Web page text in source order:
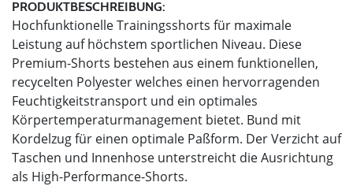
PRODUKTBESCHREIBUNG:
Hochfunktionelle Trainingsshorts für maximale
Leistung auf höchstem sportlichen Niveau. Diese
Premium-Shorts bestehen aus einem funktionellen,
recycelten Polyester welches einen hervorragenden
Feuchtigkeitstransport und ein optimales
Körpertemperaturmanagement bietet. Bund mit
Kordelzug für einen optimale Paßform. Der Verzicht auf
Taschen und Innenhose unterstreicht die Ausrichtung
als High-Performance-Shorts.